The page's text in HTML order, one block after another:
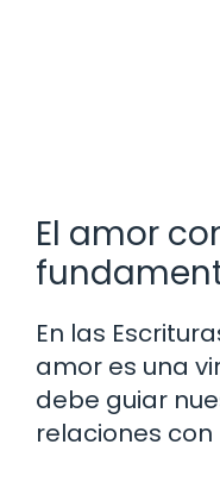
El amor
En las
amor es una
debe guiar
relaciones